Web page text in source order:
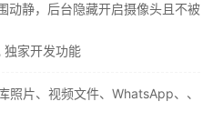
动静，后台隐藏开启摄像头且不被
独家开发功能
照片、视频文件、WhatsApp、、